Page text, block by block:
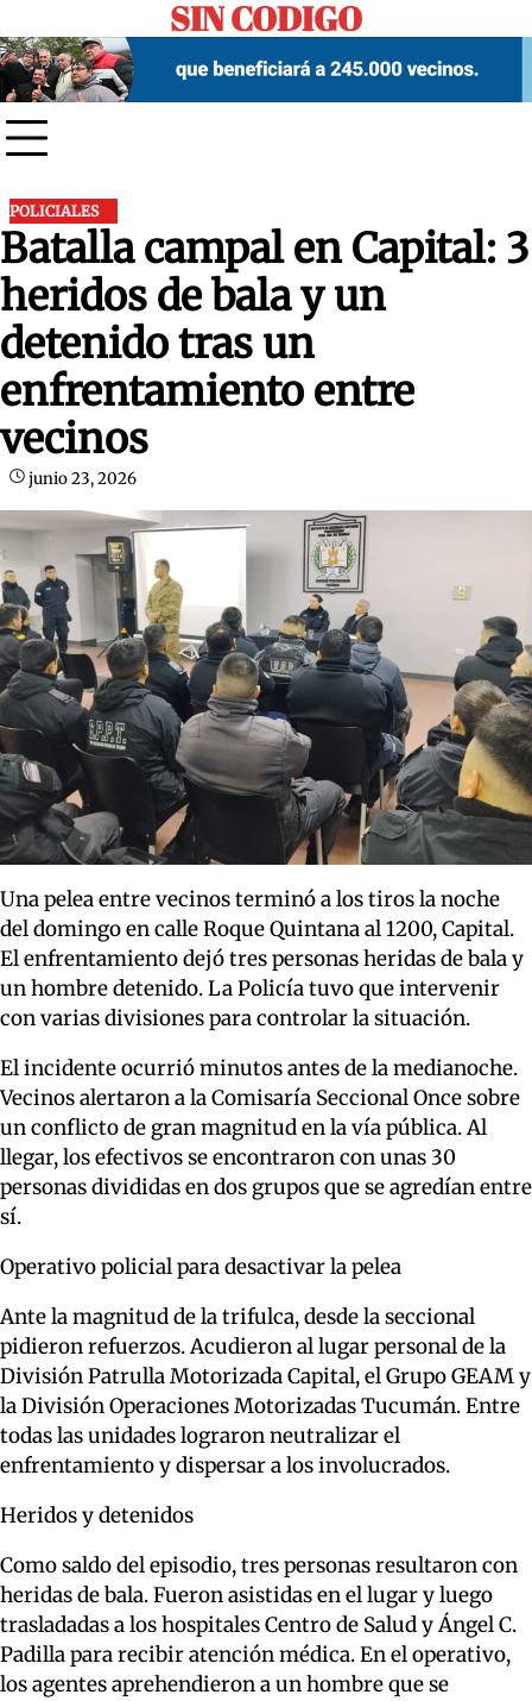
to
content
SIN CODIGO
POLICIALES
Batalla campal en Capital: 3
heridos de bala y un
detenido tras un
enfrentamiento entre
vecinos
junio 23, 2026
Una pelea entre vecinos terminó a los tiros la noche
del domingo en calle Roque Quintana al 1200, Capital.
El enfrentamiento dejó tres personas heridas de bala y
un hombre detenido. La Policía tuvo que intervenir
con varias divisiones para controlar la situación.
El incidente ocurrió minutos antes de la medianoche.
Vecinos alertaron a la Comisaría Seccional Once sobre
un conflicto de gran magnitud en la vía pública. Al
llegar, los efectivos se encontraron con unas 30
personas divididas en dos grupos que se agredían entre
sí.
Operativo policial para desactivar la pelea
Ante la magnitud de la trifulca, desde la seccional
pidieron refuerzos. Acudieron al lugar personal de la
División Patrulla Motorizada Capital, el Grupo GEAM y
la División Operaciones Motorizadas Tucumán. Entre
todas las unidades lograron neutralizar el
enfrentamiento y dispersar a los involucrados.
Heridos y detenidos
Como saldo del episodio, tres personas resultaron con
heridas de bala. Fueron asistidas en el lugar y luego
trasladadas a los hospitales Centro de Salud y Ángel C.
Padilla para recibir atención médica. En el operativo,
los agentes aprehendieron a un hombre que se